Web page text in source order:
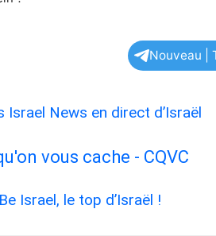
Nouveau |
Israel News en direct d’Israël
vous cache - CQVC
Israel, le top d’Israël !